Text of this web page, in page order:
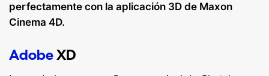
perfectamente con la aplicación 3D de Maxon
Cinema 4D.
AdobeXD